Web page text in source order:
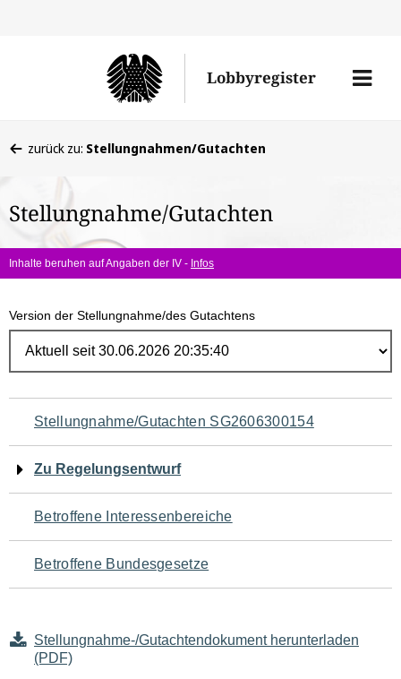
Lobbyregister
Menü
befinden
hier:
zurück zu: Stellungnahmen/Gutachten
Stellungnahme/Gutachten
Inhalte beruhen auf Angaben der IV - Infos
Version der Stellungnahme/des Gutachtens
Navigation
für
den
Seiteninhalt
Stellungnahme/Gutachten SG2606300154
Zu Regelungsentwurf
Betroffene Interessenbereiche
Betroffene Bundesgesetze
Stellungnahme-/Gutachtendokument herunterladen
(PDF)